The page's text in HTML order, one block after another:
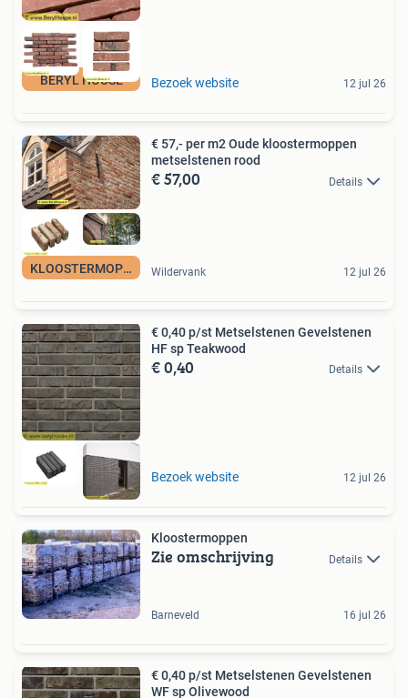
BERYL HOUSE Bezoek website 12 jul 26
KLOOSTERMOPPEN
€ 57,- per m2 Oude kloostermoppen
metselstenen rood
€ 57,00 Details
Wildervank 12 jul 26
€ 0,40 p/st Metselstenen Gevelstenen
HF sp Teakwood
€ 0,40 Details
Bezoek website 12 jul 26
Kloostermoppen
Zie omschrijving Details
Barneveld 16 jul 26
€ 0,40 p/st Metselstenen Gevelstenen
WF sp Olivewood